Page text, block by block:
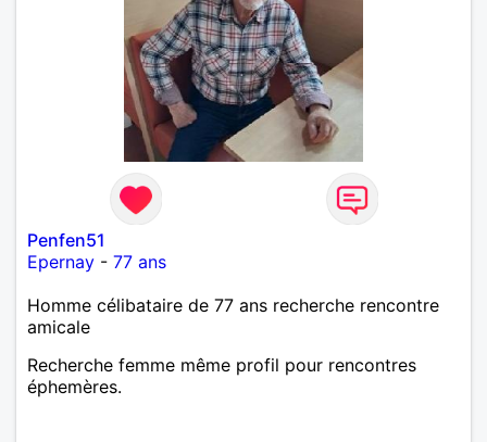
Penfen51
Epernay - 77 ans
Homme célibataire de 77 ans recherche rencontre
amicale
Recherche femme même profil pour rencontres
éphemères.